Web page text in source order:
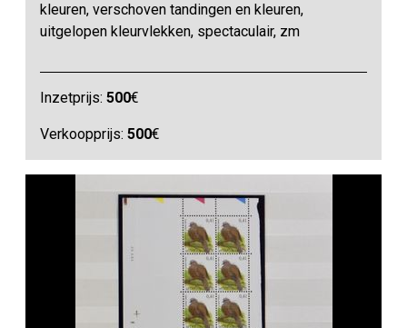
kleuren, verschoven tandingen en kleuren,
uitgelopen kleurvlekken, spectaculair, zm
Inzetprijs:500€
Verkoopprijs:500€